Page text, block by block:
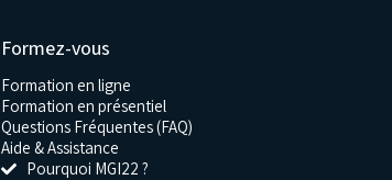
Formez-vous
Formation en ligne
Formation en présentiel
Questions Fréquentes (FAQ)
Aide & Assistance
Pourquoi MGI22 ?